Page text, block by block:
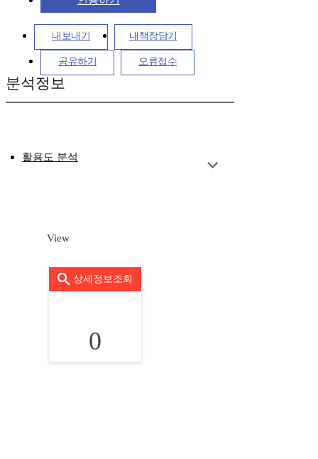
내보내기 내책장담기
공유하기 오류접수
분석정보
활용도 분석
View
상세정보조회
0